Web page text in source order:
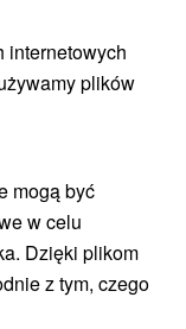
(2)
NA
internetowych
plików
mogą być
w celu
Dzięki plikom
z tym, czego